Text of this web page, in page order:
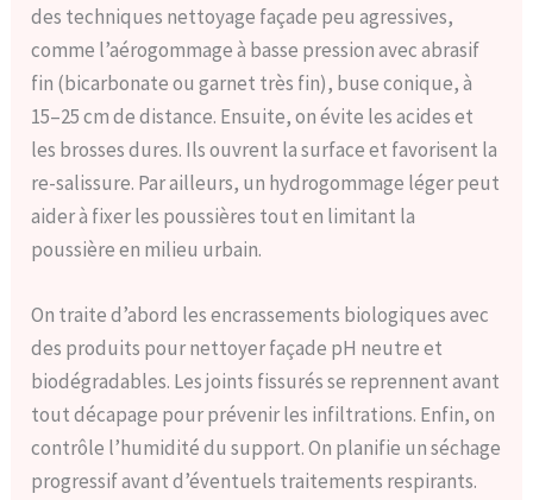
des techniques nettoyage façade peu agressives,
comme l’aérogommage à basse pression avec abrasif
fin (bicarbonate ou garnet très fin), buse conique, à
15–25 cm de distance. Ensuite, on évite les acides et
les brosses dures. Ils ouvrent la surface et favorisent la
re-salissure. Par ailleurs, un hydrogommage léger peut
aider à fixer les poussières tout en limitant la
poussière en milieu urbain.
On traite d’abord les encrassements biologiques avec
des produits pour nettoyer façade pH neutre et
biodégradables. Les joints fissurés se reprennent avant
tout décapage pour prévenir les infiltrations. Enfin, on
contrôle l’humidité du support. On planifie un séchage
progressif avant d’éventuels traitements respirants.